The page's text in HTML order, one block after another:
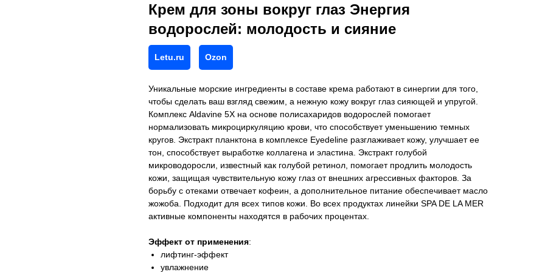
Крем для зоны вокруг глаз Энергия
водорослей: молодость и сияние
Letu.ru Ozon
Уникальные морские ингредиенты в составе крема работают в синергии для того,
чтобы сделать ваш взгляд свежим, а нежную кожу вокруг глаз сияющей и упругой.
Комплекс Aldavine 5X на основе полисахаридов водорослей помогает
нормализовать микроциркуляцию крови, что способствует уменьшению темных
кругов. Экстракт планктона в комплексе Eyedeline разглаживает кожу, улучшает ее
тон, способствует выработке коллагена и эластина. Экстракт голубой
микроводоросли, известный как голубой ретинол, помогает продлить молодость
кожи, защищая чувствительную кожу глаз от внешних агрессивных факторов. За
борьбу с отеками отвечает кофеин, а дополнительное питание обеспечивает масло
жожоба. Подходит для всех типов кожи. Во всех продуктах линейки SPA DE LA MER
активные компоненты находятся в рабочих процентах.
Эффект от применения:
лифтинг-эффект
увлажнение